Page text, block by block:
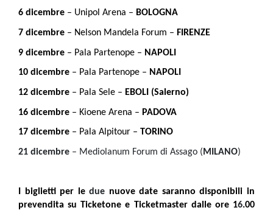
6 dicembre – Unipol Arena – BOLOGNA
7 dicembre – Nelson Mandela Forum – FIRENZE
9 dicembre – Pala Partenope – NAPOLI
10 dicembre – Pala Partenope – NAPOLI
12 dicembre – Pala Sele – EBOLI (Salerno)
16 dicembre – Kioene Arena – PADOVA
17 dicembre – Pala Alpitour – TORINO
21 dicembre – Mediolanum Forum di Assago ( MILANO)
I biglietti per ledue nuove date saranno disponibili in
prevendita su Ticketone e Ticketmaster dalle ore 16.00